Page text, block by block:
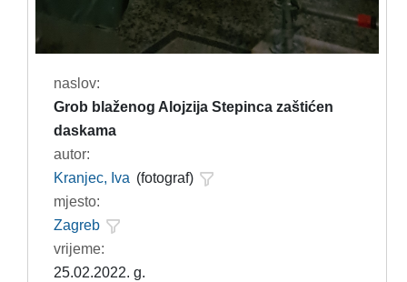
naslov:
Grob blaženog Alojzija Stepinca zaštićen
daskama
autor:
Kranjec, Iva (fotograf)
mjesto:
Zagreb
vrijeme:
25.02.2022. g.